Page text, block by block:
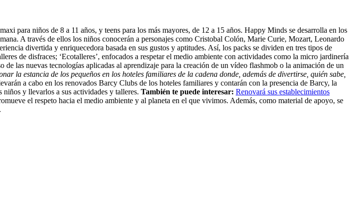
para niños de 8 a 11 años, y teens para los más mayores, de 12 a 15 años. Happy Minds se desarrolla en los
A través de ellos los niños conocerán a personajes como Cristobal Colón, Marie Curie, Mozart, Leonardo
divertida y enriquecedora basada en sus gustos y aptitudes. Así, los packs se dividen en tres tipos de
de disfraces; ‘Ecotalleres’, enfocados a respetar el medio ambiente con actividades como la micro jardinería
de las nuevas tecnologías aplicadas al aprendizaje para la creación de un vídeo flashmob o la animación de un
la estancia de los pequeños en los hoteles familiares de la cadena donde, además de divertirse, quién sabe,
a cabo en los renovados Barcy Clubs de los hoteles familiares y contarán con la presencia de Barcy, la
y llevarlos a sus actividades y talleres. También te puede interesar: Renovará sus establecimientos
el respeto hacia el medio ambiente y al planeta en el que vivimos. Además, como material de apoyo, se